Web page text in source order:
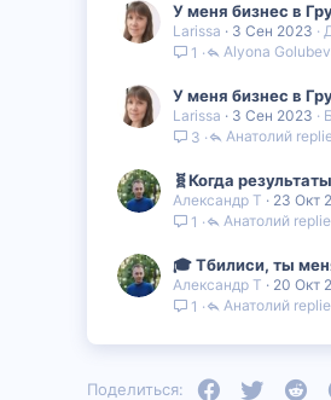
У меня бизнес в
Larissa 3 Сен 2023
1
Alyona
У меня бизнес в
Larissa 3 Сен 2023
3
Анатолий
🧬Когда
Александр Т 23 Окт
1
Анатолий
🎓 Тбилиси, ты
Александр Т 20 Окт
1
Анатолий
Поделиться: Facebook
Twitter